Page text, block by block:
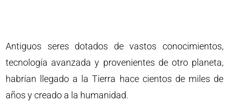
Antiguos seres dotados de vastos conocimientos,
tecnología avanzada y provenientes de otro planeta,
habrían llegado a la Tierra hace cientos de miles de
años y creado a la humanidad.